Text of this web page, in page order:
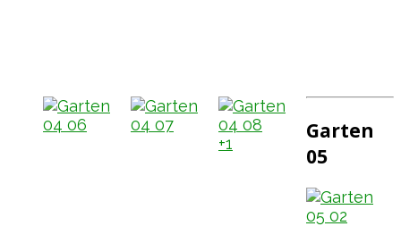
+1
Garten
05